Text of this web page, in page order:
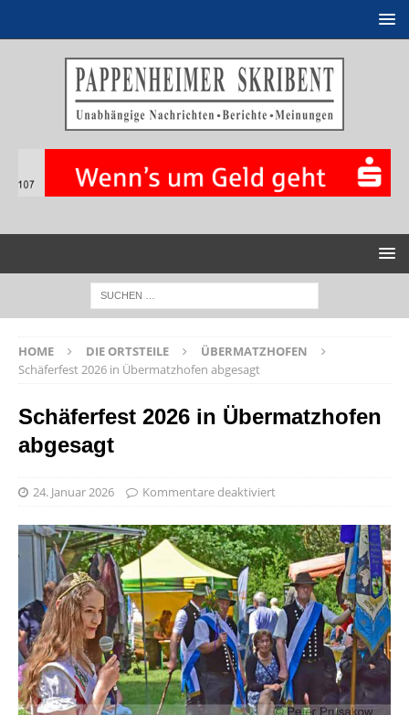
HOME DIE ORTSTEILE
ÜBERMATZHOFEN
Schäferfest 2026 in Übermatzhofen abgesagt
Schäferfest 2026 in Übermatzhofen
abgesagt
24. Januar 2026 Kommentare deaktiviert